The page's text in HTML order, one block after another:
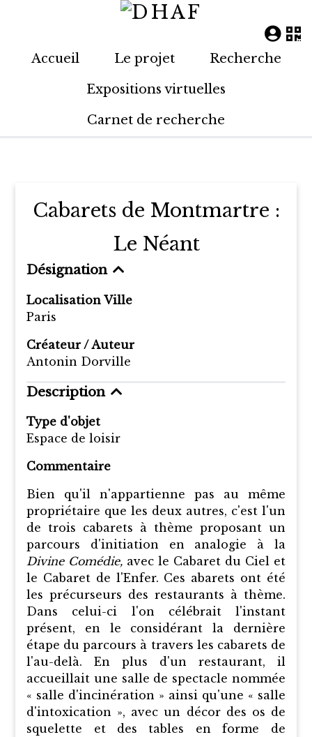
Accueil Le projet
Recherche
Expositions virtuelles
Carnet de recherche
Cabarets de Montmartre :
Le Néant
Désignation
Localisation Ville
Paris
Créateur / Auteur
Antonin Dorville
Description
Type d'objet
Espace de loisir
Commentaire
Bien qu'il n'appartienne pas au même
propriétaire que les deux autres, c'est l'un
de trois cabarets à thème proposant un
parcours d'initiation en analogie à la
Divine Comédie, avec le Cabaret du Ciel et
le Cabaret de l'Enfer. Ces abarets ont été
les précurseurs des restaurants à thème.
Dans celui-ci l'on célébrait l'instant
présent, en le considérant la dernière
étape du parcours à travers les cabarets de
l'au-delà. En plus d'un restaurant, il
accueillait une salle de spectacle nommée
« salle d'incinération » ainsi qu'une « salle
d'intoxication », avec un décor des os de
squelette et des tables en forme de